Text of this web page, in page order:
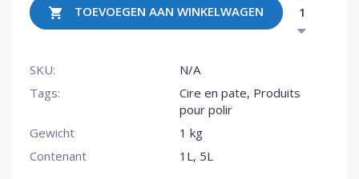
TOEVOEGEN AAN WINKELWAGEN
SKU:
N/A
Tags:
Cire en pate, Produits
pour polir
Gewicht
1 kg
Contenant
1L, 5L